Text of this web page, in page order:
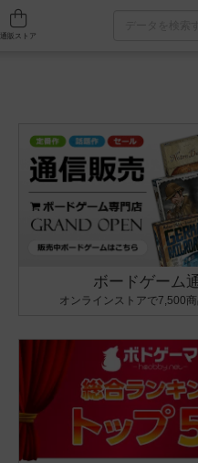
人気ボードゲーム
ボードゲーム
オンラインストアで7,500